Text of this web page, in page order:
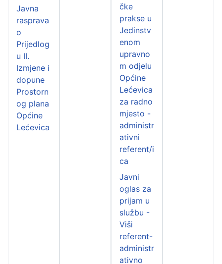
Javna
rasprava
o
Prijedlog
u II.
Izmjene i
dopune
Prostorn
og plana
Općine
Lećevica
čke
prakse u
Jedinstv
enom
upravno
m odjelu
Općine
Lećevica
za radno
mjesto -
administr
ativni
referent/i
ca
Javni
oglas za
prijam u
službu -
Viši
referent-
administr
ativno